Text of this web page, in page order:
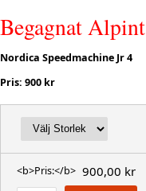
Begagnat Alpint
Nordica Speedmachine Jr 4
Pris: 900 kr
<b>Pris:</b> 900,00 kr